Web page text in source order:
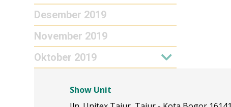
Desember 2019
November 2019
Oktober 2019
Show Unit